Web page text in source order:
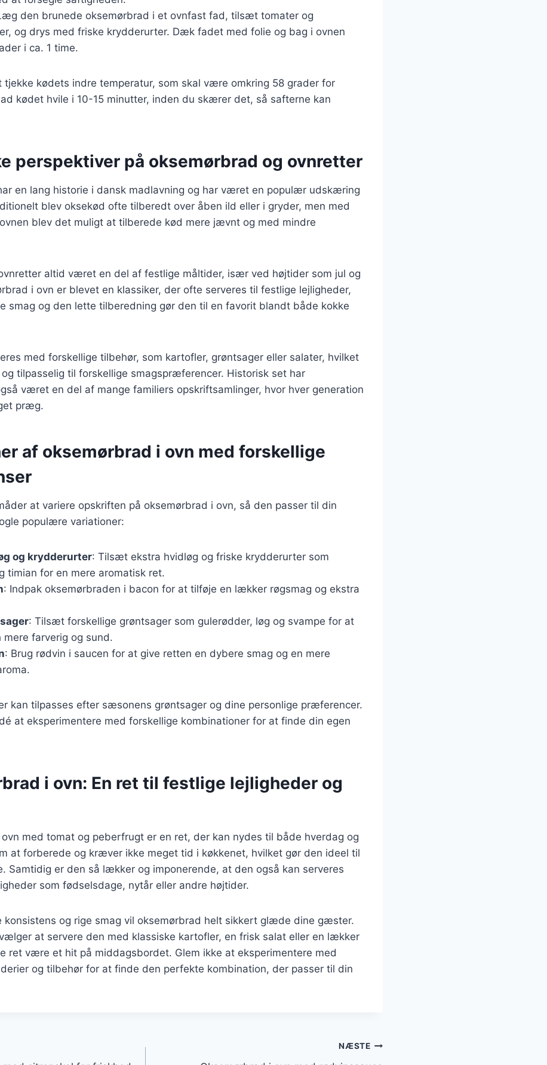
den brunede oksemørbrad i et ovnfast fad, tilsæt tomater og
og drys med friske krydderurter. Dæk fadet med folie og bag i ovnen
i ca. 1 time.
tjekke kødets indre temperatur, som skal være omkring 58 grader for
kødet hvile i 10-15 minutter, inden du skærer det, så safterne kan
perspektiver på oksemørbrad og ovnretter
en lang historie i dansk madlavning og har været en populær udskæring
blev oksekød ofte tilberedt over åben ild eller i gryder, men med
blev det muligt at tilberede kød mere jævnt og med mindre
altid været en del af festlige måltider, især ved højtider som jul og
i ovn er blevet en klassiker, der ofte serveres til festlige lejligheder,
smag og den lette tilberedning gør den til en favorit blandt både kokke
med forskellige tilbehør, som kartofler, grøntsager eller salater, hvilket
tilpasselig til forskellige smagspræferencer. Historisk set har
været en del af mange familiers opskriftsamlinger, hvor hver generation
præg.
af oksemørbrad i ovn med forskellige
at variere opskriften på oksemørbrad i ovn, så den passer til din
populære variationer:
og krydderurter: Tilsæt ekstra hvidløg og friske krydderurter som
timian for en mere aromatisk ret.
: Indpak oksemørbraden i bacon for at tilføje en lækker røgsmag og ekstra
: Tilsæt forskellige grøntsager som gulerødder, løg og svampe for at
mere farverig og sund.
: Brug rødvin i saucen for at give retten en dybere smag og en mere
kan tilpasses efter sæsonens grøntsager og dine personlige præferencer.
at eksperimentere med forskellige kombinationer for at finde din egen
i ovn: En ret til festlige lejligheder og
med tomat og peberfrugt er en ret, der kan nydes til både hverdag og
at forberede og kræver ikke meget tid i køkkenet, hvilket gør den ideel til
Samtidig er den så lækker og imponerende, at den også kan serveres
som fødselsdage, nytår eller andre højtider.
konsistens og rige smag vil oksemørbrad helt sikkert glæde dine gæster.
at servere den med klassiske kartofler, en frisk salat eller en lækker
ret være et hit på middagsbordet. Glem ikke at eksperimentere med
og tilbehør for at finde den perfekte kombination, der passer til din
NÆSTE